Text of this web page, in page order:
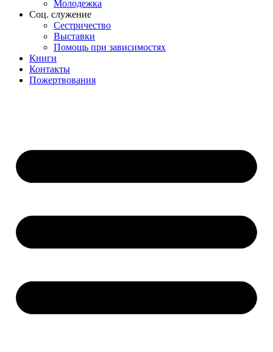
Молодежка
Соц. служение
Сестричество
Выставки
Помощь при зависимостях
Книги
Контакты
Пожертвования